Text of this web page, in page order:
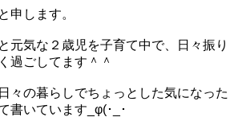
申します。
元気な２歳児を子育て中で、日々振り
過ごしてます＾＾
々の暮らしでちょっとした気になった
書いています_φ(･_･